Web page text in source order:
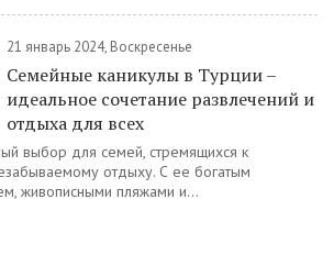
21 январь 2024, Воскресенье
Семейные каникулы в Турции –
идеальное сочетание развлечений и
отдыха для всех
выбор для семей, стремящихся к
отдыху. С ее богатым
живописными пляжами и...